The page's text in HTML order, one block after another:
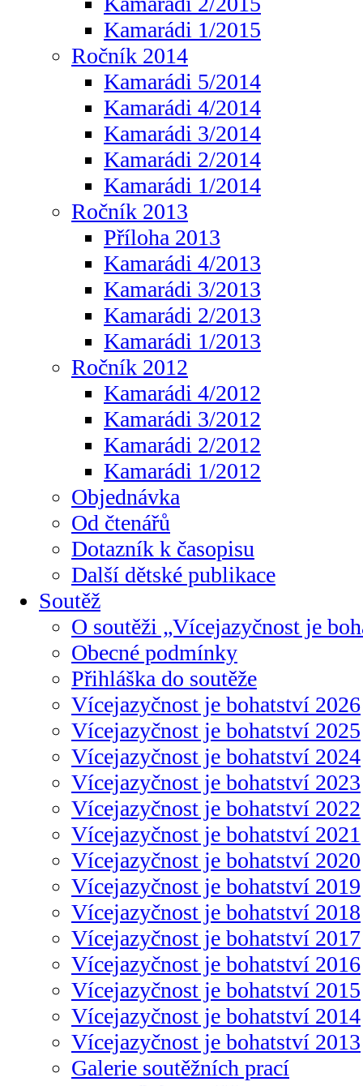
Kamarádi 1/2015
Ročník 2014
Kamarádi 5/2014
Kamarádi 4/2014
Kamarádi 3/2014
Kamarádi 2/2014
Kamarádi 1/2014
Ročník 2013
Příloha 2013
Kamarádi 4/2013
Kamarádi 3/2013
Kamarádi 2/2013
Kamarádi 1/2013
Ročník 2012
Kamarádi 4/2012
Kamarádi 3/2012
Kamarádi 2/2012
Kamarádi 1/2012
Objednávka
Od čtenářů
Dotazník k časopisu
Další dětské publikace
Soutěž
O soutěži „Vícejazyčnost je
Obecné podmínky
Přihláška do soutěže
Vícejazyčnost je bohatství 2026
Vícejazyčnost je bohatství 2025
Vícejazyčnost je bohatství 2024
Vícejazyčnost je bohatství 2023
Vícejazyčnost je bohatství 2022
Vícejazyčnost je bohatství 2021
Vícejazyčnost je bohatství 2020
Vícejazyčnost je bohatství 2019
Vícejazyčnost je bohatství 2018
Vícejazyčnost je bohatství 2017
Vícejazyčnost je bohatství 2016
Vícejazyčnost je bohatství 2015
Vícejazyčnost je bohatství 2014
Vícejazyčnost je bohatství 2013
Galerie soutěžních prací